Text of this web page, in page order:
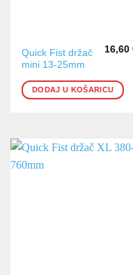
Quick Fist držač
mini 13-25mm
16,60
DODAJ U KOŠARICU